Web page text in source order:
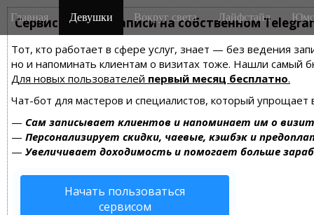
Сервис онлайн-записи на собственном
Тот, кто работает в сфере услуг, знает — без ведения
но и напоминать клиентам о визитах тоже. Нашли самый
Для новых пользователей первый месяц бесплатно.
Чат-бот для мастеров и специалистов, который упрощает
— Сам записывает клиентов и напоминает им о
— Персонализирует скидки, чаевые, кэшбэк и
— Увеличивает доходимость и помогает больше
Начать пользоваться
сервисом
M
a
n
m
e
n
u
i
Главная Девушки Вокруг света Лайфстайл